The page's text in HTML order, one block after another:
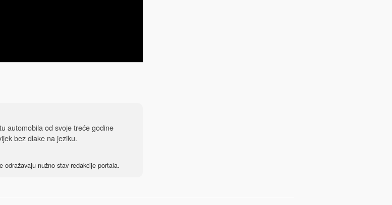
automobila od svoje treće godine
bez dlake na jeziku.
odražavaju nužno stav redakcije portala.